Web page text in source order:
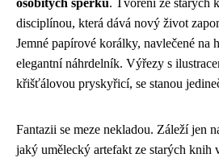
osobitých šperků. Tvoření ze starých
disciplínou, která dává nový život
Jemné papírové korálky, navlečené na
elegantní náhrdelník. Výřezy s
křišťálovou pryskyřicí, se stanou
Fantazii se meze nekladou. Záleží jen
jaký umělecký artefakt ze starých knih